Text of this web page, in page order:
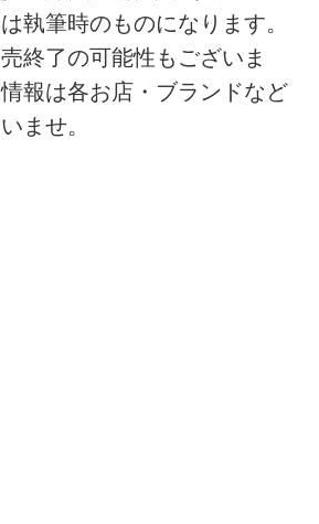
執筆時のものになります。
終了の可能性もございま
報は各お店・ブランドなど
ませ。